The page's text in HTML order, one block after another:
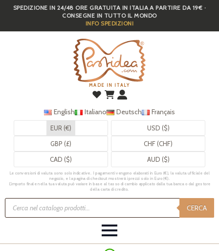
SkipSPEDIZIONE IN 24/48 ORE GRATUITA IN ITALIA A PARTIRE DA 19€ ·
CONSEGNE IN TUTTO IL MONDO
INFO SPEDIZIONI
MADE IN ITALY
English Italiano Deutsch Français
EUR (€)
USD ($)
GBP (£)
CHF (CHF)
CAD ($)
AUD ($)
Le conversioni di valuta sono solo indicative. I pagamenti vengono elaborati in Euro (€), la valuta ufficiale del
negozio, e la pagina di checkout mostrerà i prezzi solo in Euro (€).
L’importo finale nella tua valuta può variare in base al tasso di cambio applicato dalla tua banca o dal gestore
della carta di credito.
Ricerca
prodotti CERCA